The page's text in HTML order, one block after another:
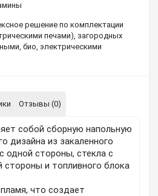
решение по комплектации
печами), загородных
био, электрическими
Отзывы (0)
собой сборную напольную
дизайна из закаленного
одной стороны, стекла с
стороны и топливного блока
что создает